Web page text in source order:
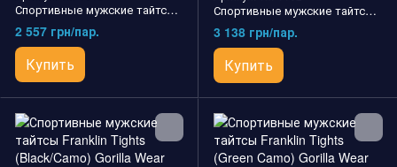
Спортивные мужские тайтсы Columbus Tights (Black) Gorilla Wear
2 557 грн/пар.
Купить
Спортивные мужские тайтсы Cooper Men's Tights (Black) Gorilla Wear
3 138 грн/пар.
Купить